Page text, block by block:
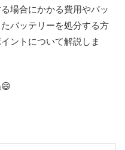
場合にかかる費用やバッ
バッテリーを処分する方
ントについて解説しま